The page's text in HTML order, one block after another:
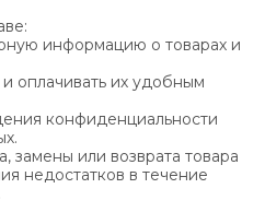
информацию о товарах и
оплачивать их удобным
конфиденциальности
замены или возврата товара
недостатков в течение